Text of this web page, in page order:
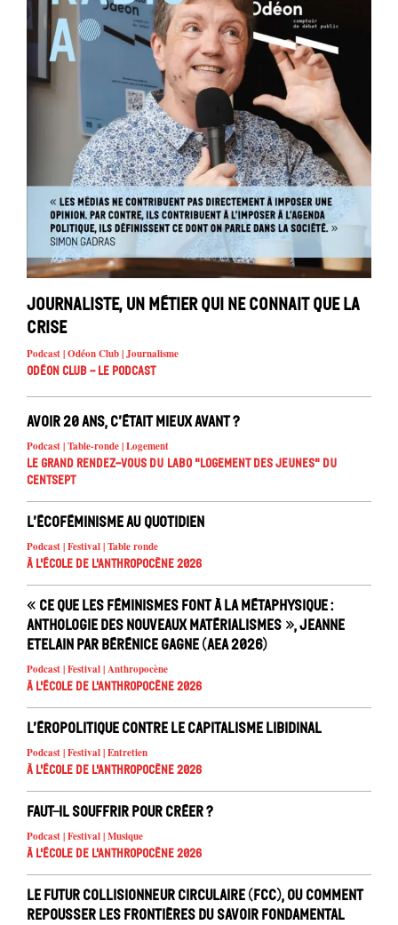
Journaliste, un métier qui ne connait que la
crise
Podcast | Odéon Club | Journalisme
Odéon Club - Le Podcast
Avoir 20 ans, c’était mieux avant ?
Podcast | Table-ronde | Logement
Le Grand Rendez-vous du Labo "Logement des jeunes" du
Centsept
L’écoféminisme au quotidien
Podcast | Festival | Table ronde
À l'école de l'Anthropocène 2026
« Ce que les féminismes font à la métaphysique :
anthologie des nouveaux matérialismes », Jeanne
Etelain par Bérénice Gagne (AEA 2026)
Podcast | Festival | Anthropocène
À l'école de l'Anthropocène 2026
L’éropolitique contre le capitalisme libidinal
Podcast | Festival | Entretien
À l'école de l'Anthropocène 2026
Faut-il souffrir pour créer ?
Podcast | Festival | Musique
À l'école de l'Anthropocène 2026
Le Futur Collisionneur Circulaire (FCC), ou comment
repousser les frontières du savoir fondamental